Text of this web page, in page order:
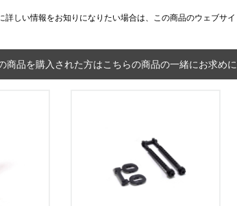
詳しい情報をお知りになりたい場合は、 この商品のウェブサイ
商品を購入された方はこちらの商品の一緒にお求めに